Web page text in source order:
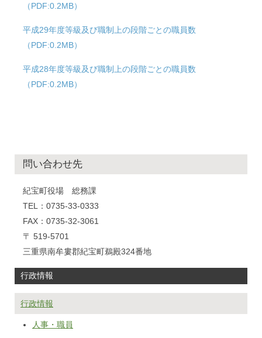
（PDF:0.2MB）
平成29年度等級及び職制上の段階ごとの職員数
（PDF:0.2MB）
平成28年度等級及び職制上の段階ごとの職員数
（PDF:0.2MB）
問い合わせ先
紀宝町役場 総務課
TEL：0735-33-0333
FAX：0735-32-3061
〒 519-5701
三重県南牟婁郡紀宝町鵜殿324番地
行政情報
行政情報
人事・職員